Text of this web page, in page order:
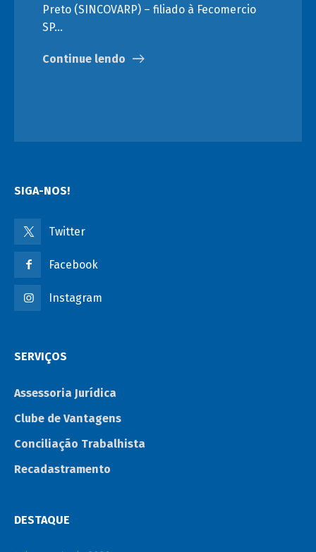
Preto (SINCOVARP) – filiado à Fecomercio
SP…
Continue lendo
SIGA-NOS!
Twitter
Facebook
Instagram
SERVIÇOS
Assessoria Jurídica
Clube de Vantagens
Conciliação Trabalhista
Recadastramento
DESTAQUE